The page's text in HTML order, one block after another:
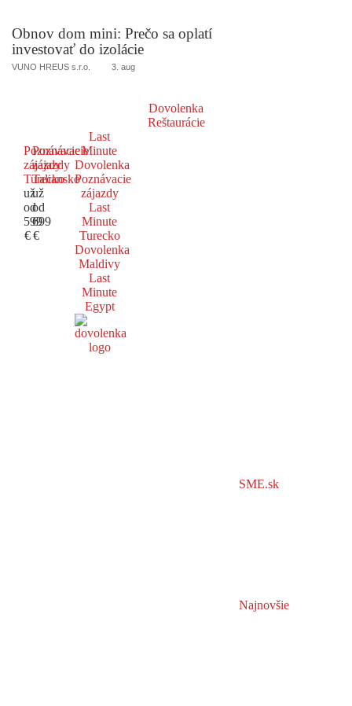
Obnov dom mini: Prečo sa oplatí
investovať do izolácie
VUNO HREUS s.r.o. 3. aug
Dovolenka
Reštaurácie
Poznávacie
zájazdy
Turecko
už
od
599
€
Poznávacie
zájazdy
Taliansko
už
od
699
€
Last
Minute
Dovolenka
Poznávacie
zájazdy
Last
Minute
Turecko
Dovolenka
Maldivy
Last
Minute
Egypt
SME.sk
Najnovšie